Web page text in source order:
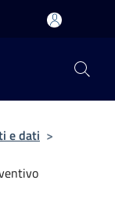
e dati >